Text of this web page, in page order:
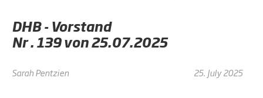
DHB - Vorstand
Nr . 139 von 25.07.2025
Sarah Pentzien 25. July 2025